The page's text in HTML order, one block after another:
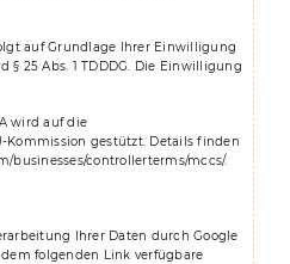
auf Grundlage Ihrer Einwilligung
§ 25 Abs. 1 TDDDG. Die Einwilligung
wird auf die
Kommission gestützt. Details finden
businesses/controllerterms/mccs/.
Ihrer Daten durch Google
folgenden Link verfügbare